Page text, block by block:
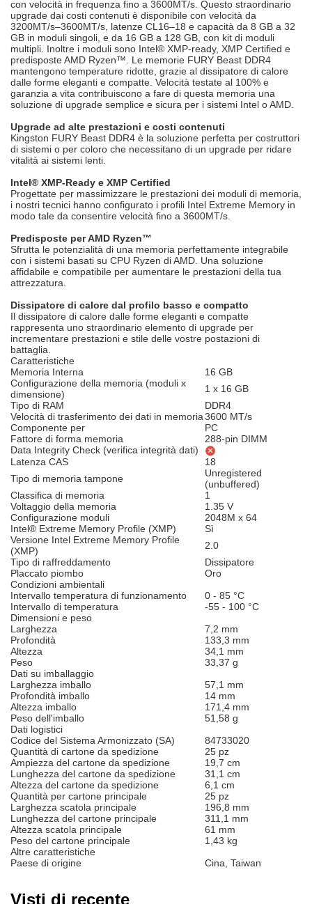
con velocità in frequenza fino a 3600MT/s. Questo straordinario
upgrade dai costi contenuti è disponibile con velocità da
3200MT/s–3600MT/s, latenze CL16–18 e capacità da 8 GB a 32
GB in moduli singoli, e da 16 GB a 128 GB, con kit di moduli
multipli. Inoltre i moduli sono Intel® XMP-ready, XMP Certified e
predisposte AMD Ryzen™. Le memorie FURY Beast DDR4
mantengono temperature ridotte, grazie al dissipatore di calore
dalle forme eleganti e compatte. Velocità testate al 100% e
garanzia a vita contribuiscono a fare di questa memoria una
soluzione di upgrade semplice e sicura per i sistemi Intel o AMD.
Upgrade ad alte prestazioni e costi contenuti
Kingston FURY Beast DDR4 è la soluzione perfetta per costruttori
di sistemi o per coloro che necessitano di un upgrade per ridare
vitalità ai sistemi lenti.
Intel® XMP-Ready e XMP Certified
Progettate per massimizzare le prestazioni dei moduli di memoria,
i nostri tecnici hanno configurato i profili Intel Extreme Memory in
modo tale da consentire velocità fino a 3600MT/s.
Predisposte per AMD Ryzen™
Sfrutta le potenzialità di una memoria perfettamente integrabile
con i sistemi basati su CPU Ryzen di AMD. Una soluzione
affidabile e compatibile per aumentare le prestazioni della tua
attrezzatura.
Dissipatore di calore dal profilo basso e compatto
Il dissipatore di calore dalle forme eleganti e compatte
rappresenta uno straordinario elemento di upgrade per
incrementare prestazioni e stile delle vostre postazioni di
battaglia.
Caratteristiche
Memoria Interna
16 GB
Configurazione della memoria (moduli x
dimensione)
1 x 16 GB
Tipo di RAM
DDR4
Velocità di trasferimento dei dati in memoria3600 MT/s
Componente per
PC
Fattore di forma memoria
288-pin DIMM
Data Integrity Check (verifica integrità dati)
Latenza CAS
18
Tipo di memoria tampone
Unregistered
(unbuffered)
Classifica di memoria
1
Voltaggio della memoria
1.35 V
Configurazione moduli
2048M x 64
Intel® Extreme Memory Profile (XMP)
Sì
Versione Intel Extreme Memory Profile
(XMP)
2.0
Tipo di raffreddamento
Dissipatore
Placcato piombo
Oro
Condizioni ambientali
Intervallo temperatura di funzionamento
0 - 85 °C
Intervallo di temperatura
-55 - 100 °C
Dimensioni e peso
Larghezza
7,2 mm
Profondità
133,3 mm
Altezza
34,1 mm
Peso
33,37 g
Dati su imballaggio
Larghezza imballo
57,1 mm
Profondità imballo
14 mm
Altezza imballo
171,4 mm
Peso dell'imballo
51,58 g
Dati logistici
Codice del Sistema Armonizzato (SA)
84733020
Quantità di cartone da spedizione
25 pz
Ampiezza del cartone da spedizione
19,7 cm
Lunghezza del cartone da spedizione
31,1 cm
Altezza del cartone da spedizione
6,1 cm
Quantità per cartone principale
25 pz
Larghezza scatola principale
196,8 mm
Lunghezza del cartone principale
311,1 mm
Altezza scatola principale
61 mm
Peso del cartone principale
1,43 kg
Altre caratteristiche
Paese di origine
Cina, Taiwan
Visti di recente